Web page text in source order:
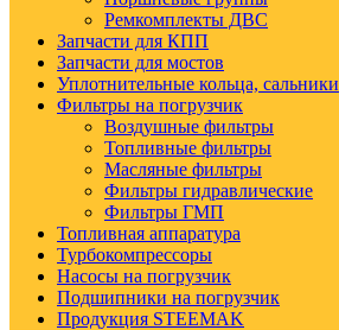
Ремкомплекты ДВС
Запчасти для КПП
Запчасти для мостов
Уплотнительные кольца, сальники
Фильтры на погрузчик
Воздушные фильтры
Топливные фильтры
Масляные фильтры
Фильтры гидравлические
Фильтры ГМП
Топливная аппаратура
Турбокомпрессоры
Насосы на погрузчик
Подшипники на погрузчик
Продукция STEEMAK